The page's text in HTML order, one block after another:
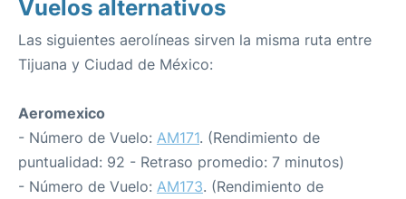
Vuelos alternativos
Las siguientes aerolíneas sirven la misma ruta entre
Tijuana y Ciudad de México:
Aeromexico
- Número de Vuelo: AM171. (Rendimiento de
puntualidad: 92 - Retraso promedio: 7 minutos)
- Número de Vuelo: AM173. (Rendimiento de